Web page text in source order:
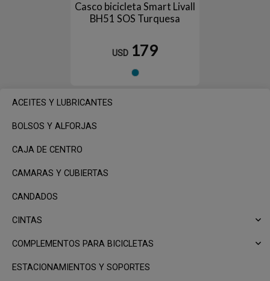
ACEITES Y LUBRICANTES
BOLSOS Y ALFORJAS
CAJA DE CENTRO
CAMARAS Y CUBIERTAS
CANDADOS
CINTAS
COMPLEMENTOS PARA BICICLETAS
ESTACIONAMIENTOS Y SOPORTES
Casco bicicleta Smart Livall
BH51 SOS Turquesa
USD 179